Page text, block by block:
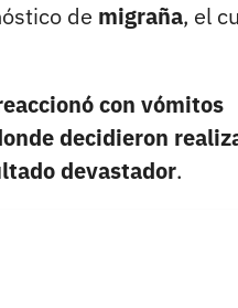
de migraña, el
con vómitos
decidieron
devastador.